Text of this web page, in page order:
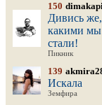
150
Дивись же,
какими мы
стали!
Пикник
139
Искала
Земфира